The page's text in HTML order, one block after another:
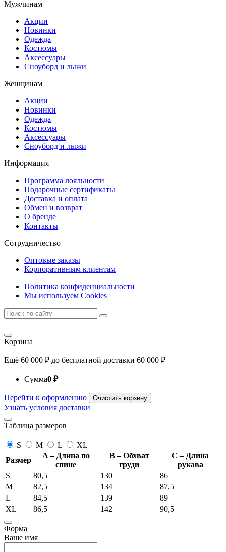
Мужчинам
Акции
Новинки
Одежда
Костюмы
Аксессуары
Сноуборд и лыжи
Женщинам
Акции
Новинки
Одежда
Костюмы
Аксессуары
Сноуборд и лыжи
Информация
Программа лояльности
Подарочные сертификаты
Доставка и оплата
Обмен и возврат
О бренде
Контакты
Сотрудничество
Оптовые заказы
Корпоративным клиентам
Политика конфиденциальности
Мы используем Cookies
Корзина
Ещё 60 000 ₽ до бесплатной доставки 60 000 ₽
Сумма0 ₽
Перейти к оформлению Очистить корзину
Узнать условия доставки
Таблица размеров
S M L
XL
Размер
A – Длина по
спине
B – Обхват
груди
C – Длина
рукава
S
80,5 130
86
M
82,5 134
87,5
L
84,5 139
89
XL
86,5 142 90,5
Форма
Ваше имя